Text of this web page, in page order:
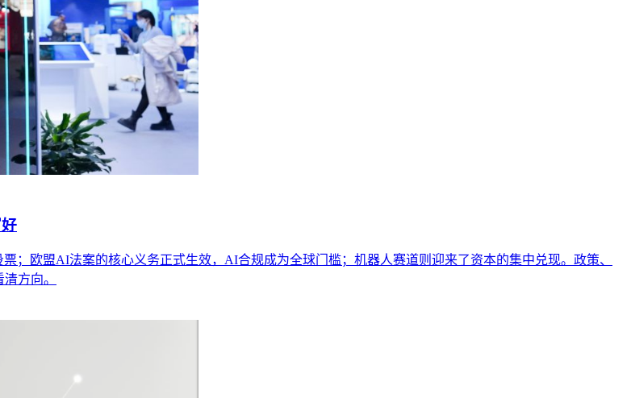
；欧盟AI法案的核心义务正式生效，AI合规成为全球门槛；机器人赛道则迎来了资本的集中兑现。政策、
方向。